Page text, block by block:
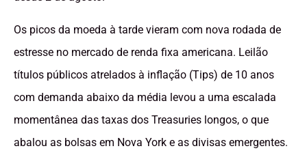
Os picos da moeda à tarde vieram com nova rodada de
estresse no mercado de renda fixa americana. Leilão
títulos públicos atrelados à inflação (Tips) de 10 anos
com demanda abaixo da média levou a uma escalada
momentânea das taxas dos Treasuries longos, o que
abalou as bolsas em Nova York e as divisas emergentes.